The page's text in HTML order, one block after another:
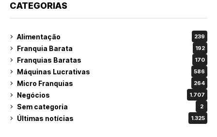
CATEGORIAS
Alimentação 239
Franquia Barata 192
Franquias Baratas 170
Máquinas Lucrativas 586
Micro Franquias 264
Negócios 1.707
Sem categoria 2
Últimas notícias 1.325